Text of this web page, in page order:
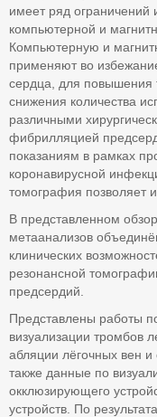
имеет ряд ограничений
компьютерной и
Компьютерную и
применяют во
сердца, для повышения
снижения количества
различными
фибрилляцией
показаниям в рамках
коронавирусной
томография позволяет
В представленном
метаанализов
клинических
резонансной
предсердий.
Представлены работы
визуализации тромбов
абляции лёгочных вен
также данные по
окклюзирующего
устройств. По